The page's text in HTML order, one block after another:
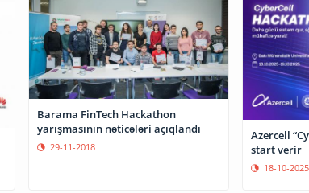
Barama FinTech Hackathon
yarışmasının nəticələri açıqlandı
29-11-2018
Azercell
start verir
18-10-2025